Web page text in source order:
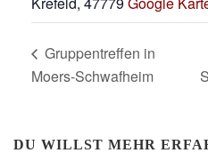
Gruppentreffen in
Moers-Schwafheim
DU WILLST MEHR